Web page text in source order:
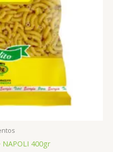
NAPOLI 400gr